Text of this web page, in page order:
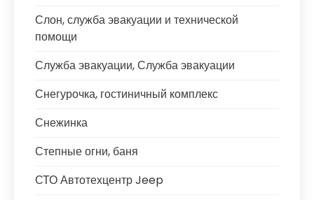
Слон, служба эвакуации и технической
помощи
Служба эвакуации, Служба эвакуации
Снегурочка, гостиничный комплекс
Снежинка
Степные огни, баня
СТО Автотехцентр Jeep